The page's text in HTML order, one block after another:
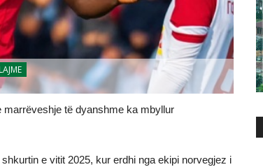
të dyanshme ka mbyllur
e vitit 2025, kur erdhi nga ekipi norvegjez i